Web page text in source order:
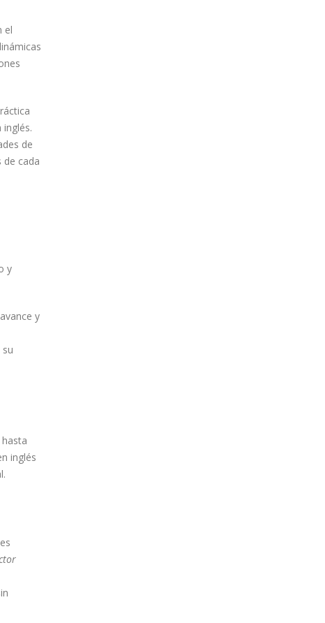
el
de
cada
y
y
inglés